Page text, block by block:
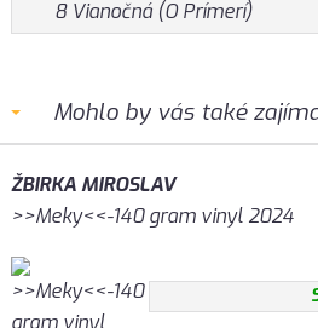
8 Vianočná (O Prímerí)
Mohlo by vás také
ŽBIRKA MIROSLAV
>>Meky<<-140 gram vinyl 2024